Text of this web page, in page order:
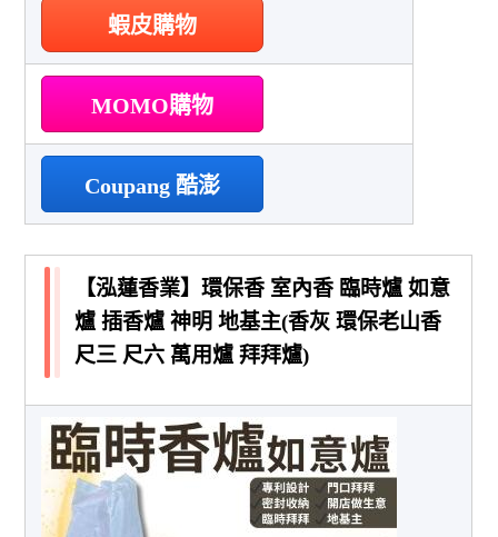
蝦皮購物
MOMO購物
Coupang 酷澎
【泓蓮香業】環保香 室內香 臨時爐 如意
爐 插香爐 神明 地基主(香灰 環保老山香
尺三 尺六 萬用爐 拜拜爐)